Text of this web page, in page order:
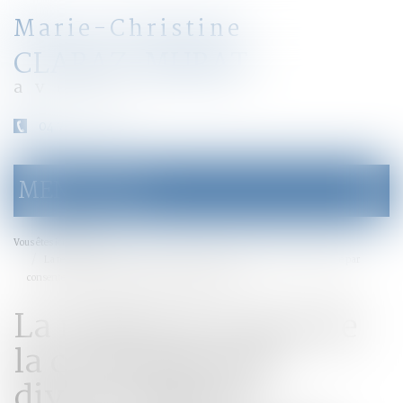
Marie-Christine
CLARAZ-MURAT
avocat
le
menu
MENU
Vous êtes ici :
consentement mutuel - Éditions Francis Lefebvre
La remise en cause de
la convention de